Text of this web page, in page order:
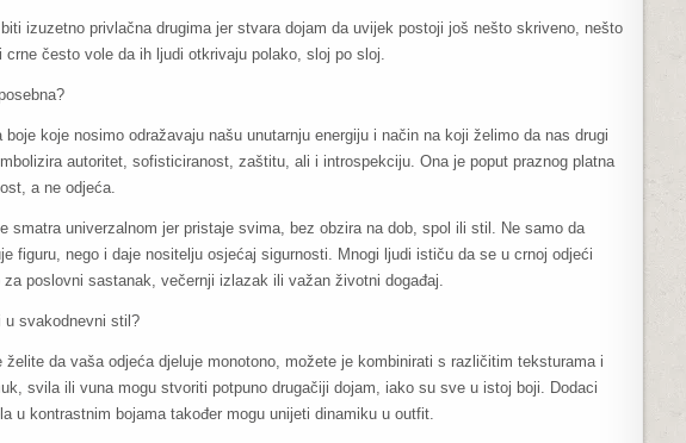
izuzetno privlačna drugima jer stvara dojam da uvijek postoji još nešto skriveno, nešto
često vole da ih ljudi otkrivaju polako, sloj po sloj.
boje koje nosimo odražavaju našu unutarnju energiju i način na koji želimo da nas drugi
autoritet, sofisticiranost, zaštitu, ali i introspekciju. Ona je poput praznog platna
a ne odjeća.
smatra univerzalnom jer pristaje svima, bez obzira na dob, spol ili stil. Ne samo da
figuru, nego i daje nositelju osjećaj sigurnosti. Mnogi ljudi ističu da se u crnoj odjeći
za poslovni sastanak, večernji izlazak ili važan životni događaj.
u svakodnevni stil?
da vaša odjeća djeluje monotono, možete je kombinirati s različitim teksturama i
svila ili vuna mogu stvoriti potpuno drugačiji dojam, iako su sve u istoj boji. Dodaci
u kontrastnim bojama također mogu unijeti dinamiku u outfit.